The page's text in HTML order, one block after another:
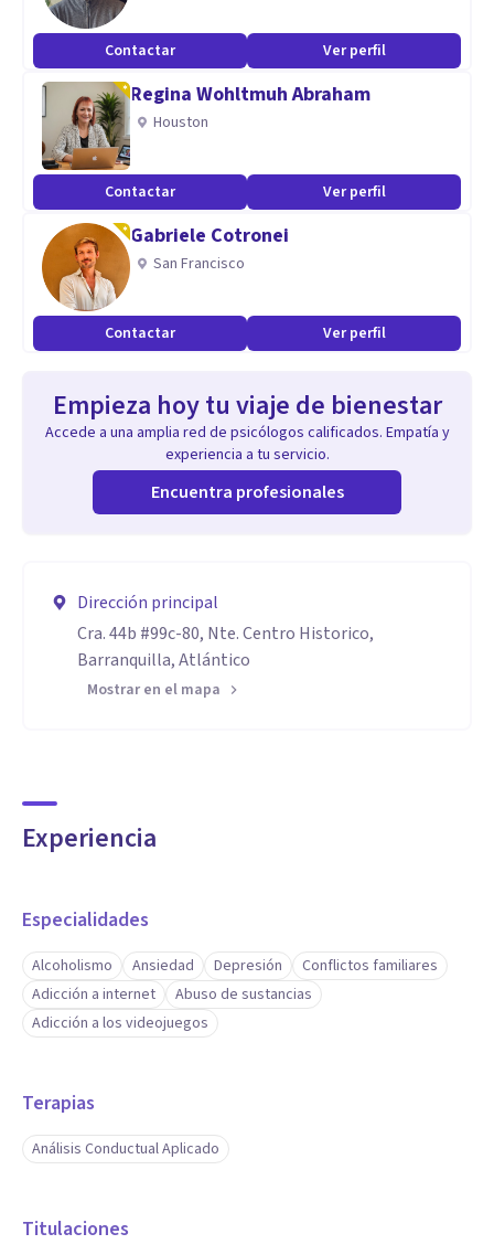
Contactar Ver perfil
Regina Wohltmuh Abraham
Houston
Contactar Ver perfil
Gabriele Cotronei
San Francisco
Contactar Ver perfil
Empieza hoy tu viaje de bienestar
Accede a una amplia red de psicólogos calificados. Empatía y
experiencia a tu servicio.
Encuentra profesionales
Dirección principal
Cra. 44b #99c-80, Nte. Centro Historico,
Barranquilla, Atlántico
Mostrar en el mapa
Experiencia
Especialidades
Alcoholismo Ansiedad Depresión
Conflictos familiares
Adicción a internet
Abuso de sustancias
Adicción a los videojuegos
Terapias
Análisis Conductual Aplicado
Titulaciones